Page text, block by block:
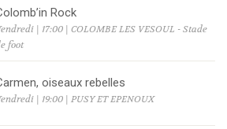
Rock
| 17:00 | COLOMBE LES VESOUL - Stade
foot
oiseaux rebelles
| 19:00 | PUSY ET EPENOUX